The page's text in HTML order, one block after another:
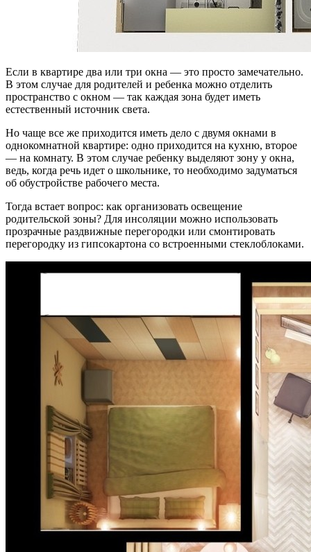
Если в квартире два или три окна — это просто замечательно.
В этом случае для родителей и ребенка можно отделить
пространство с окном — так каждая зона будет иметь
естественный источник света.
Но чаще все же приходится иметь дело с двумя окнами в
однокомнатной квартире: одно приходится на кухню, второе
— на комнату. В этом случае ребенку выделяют зону у окна,
ведь, когда речь идет о школьнике, то необходимо задуматься
об обустройстве рабочего места.
Тогда встает вопрос: как организовать освещение
родительской зоны? Для инсоляции можно использовать
прозрачные раздвижные перегородки или смонтировать
перегородку из гипсокартона со встроенными стеклоблоками.